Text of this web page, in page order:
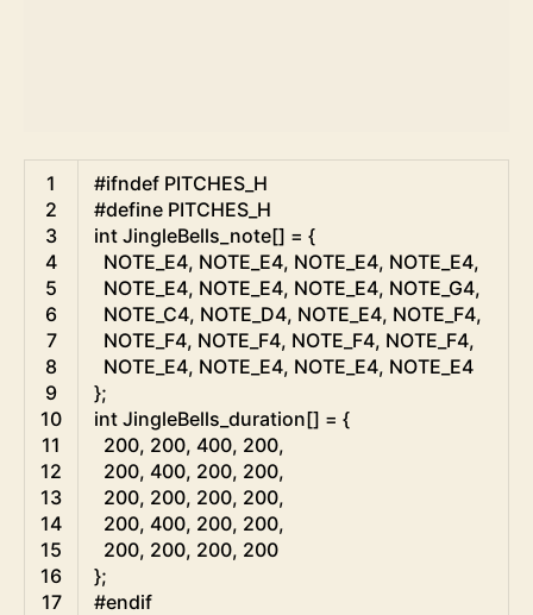
1
2
3
4
5
6
7
8
9
10
11
12
13
14
15
16
17
#ifndef PITCHES_H
#define PITCHES_H
int JingleBells_note[] = {
NOTE_E4, NOTE_E4, NOTE_E4, NOTE_E4,
NOTE_E4, NOTE_E4, NOTE_E4, NOTE_G4,
NOTE_C4, NOTE_D4, NOTE_E4, NOTE_F4,
NOTE_F4, NOTE_F4, NOTE_F4, NOTE_F4,
NOTE_E4, NOTE_E4, NOTE_E4, NOTE E4
};
int JingleBells_duration[] = {
200, 200, 400, 200,
200, 400, 200, 200,
200, 200, 200, 200,
200, 400, 200, 200,
200, 200, 200, 200
};
#endif